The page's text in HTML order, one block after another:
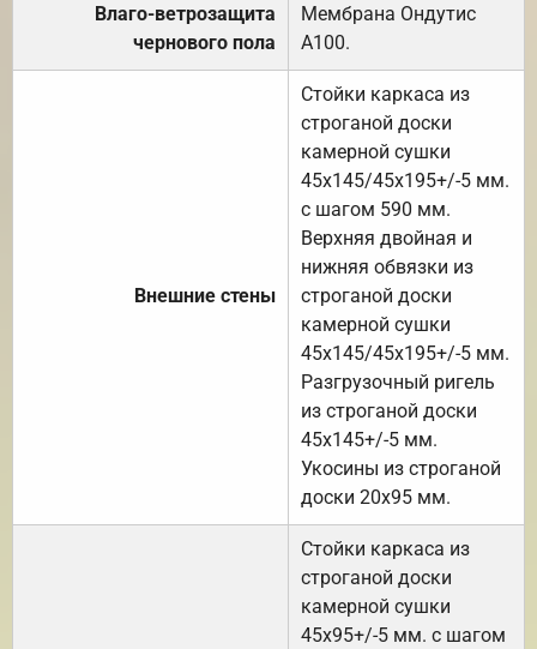
Влаго-ветрозащита
чернового пола
Мембрана Ондутис
А100.
Внешние стены
Стойки каркаса из
строганой доски
камерной сушки
45х145/45х195+/-5 мм.
с шагом 590 мм.
Верхняя двойная и
нижняя обвязки из
строганой доски
камерной сушки
45х145/45х195+/-5 мм.
Разгрузочный ригель
из строганой доски
45х145+/-5 мм.
Укосины из строганой
доски 20х95 мм.
Стойки каркаса из
строганой доски
камерной сушки
45х95+/-5 мм. с шагом